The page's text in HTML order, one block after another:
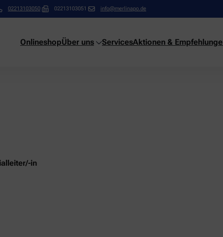
02213103050 02213103051 info@merlinapo.de
OnlineshopÜber uns ServicesAktionen &
in